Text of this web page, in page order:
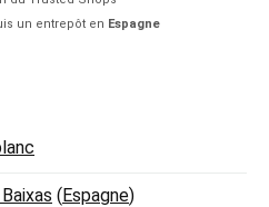
un entrepôt en Espagne
(Espagne)